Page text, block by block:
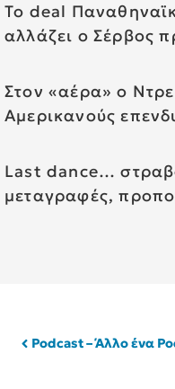
Το deal
αλλάζει ο Σέρβος
Στον «αέρα» ο
Αμερικανούς
Last dance…
μεταγραφές,